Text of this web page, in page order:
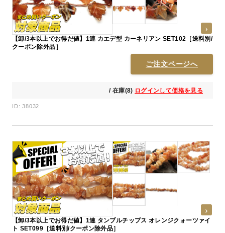
【卸/3本以上でお得だ値】1連 カエデ型 カーネリアン SET102［送料別/
クーポン除外品］
ご注文ページへ
/ 在庫(8) ログインして価格を見る
ID: 38032
【卸/3本以上でお得だ値】1連 タンブルチップス オレンジクォーツァイ
ト SET099［送料別/クーポン除外品］